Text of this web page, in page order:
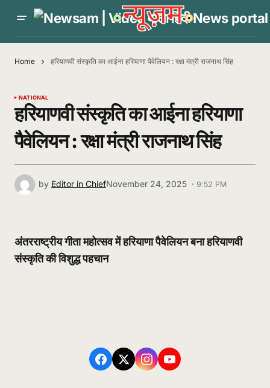
Home हरियाणवी संस्कृति का आईना हरियाणा पैवेलियन : रक्षा मंत्री राजनाथ सिंह
NATIONAL
हरियाणवी संस्कृति का आईना हरियाणा
पैवेलियन : रक्षा मंत्री राजनाथ सिंह
by Editor in ChiefNovember 24, 2025 · 9:52 PM
अंतरराष्ट्रीय गीता महोत्सव में हरियाणा पैवेलियन बना हरियाणवी
संस्कृति की विशुद्ध पहचान